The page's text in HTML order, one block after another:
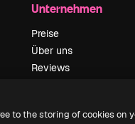
Unternehmen
Preise
Über uns
Reviews
Blog
to the storing of cookies on